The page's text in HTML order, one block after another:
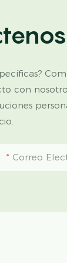
con
Correo